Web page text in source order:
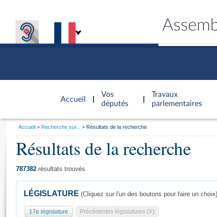
Accueil
d'accueil
Vos
députés
Travaux
parlementaires
Général
Vous
Accueil Recherche sur... Résultats de la recherche
Résultats de la recherche
787382 résultats trouvés
LÉGISLATURE (Cliquez sur l'un des boutons pour faire un choix)
17e législature Précédentes législatures (X)